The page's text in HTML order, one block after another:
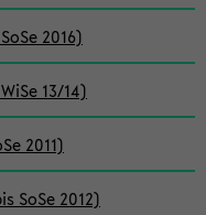
2016)
13/14)
2011)
SoSe 2012)